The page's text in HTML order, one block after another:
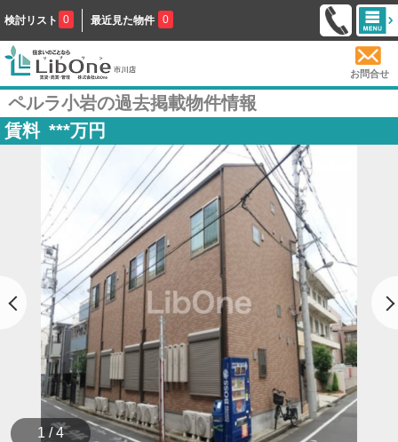
検討リスト 0 最近見た物件 0
お問合せ
ペルラ小岩の過去掲載物件情報
賃料 ***万円
1 / 4